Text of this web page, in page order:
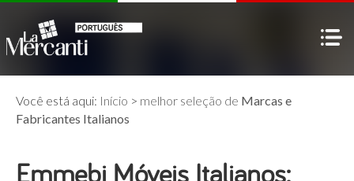
Você está aqui: Início > melhor seleção de Marcas e
Fabricantes Italianos
Emmebi Móveis Italianos: